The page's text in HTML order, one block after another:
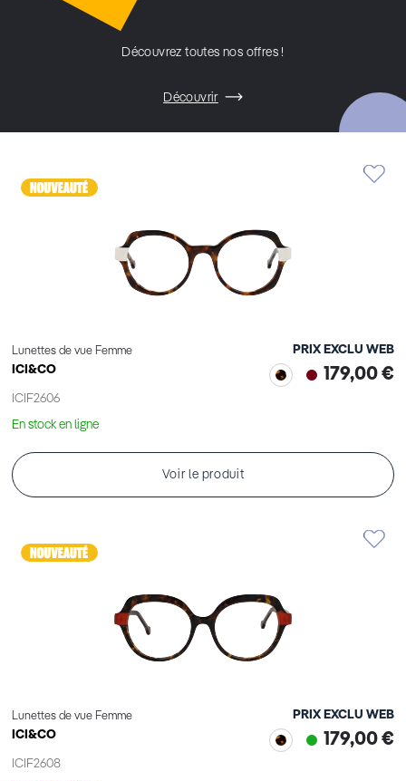
Découvrez toutes nos offres !
Découvrir
Lunettes de vue Femme
ICI&CO
ICIF2606
PRIX EXCLU WEB
179,00 €
En stock en ligne
Voir le produit
Lunettes de vue Femme
ICI&CO
ICIF2608
PRIX EXCLU WEB
179,00 €